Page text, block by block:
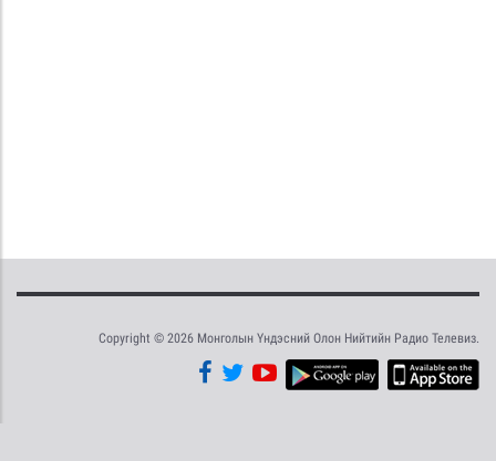
Copyright © 2026 Монголын Үндэсний Олон Нийтийн Радио Телевиз.